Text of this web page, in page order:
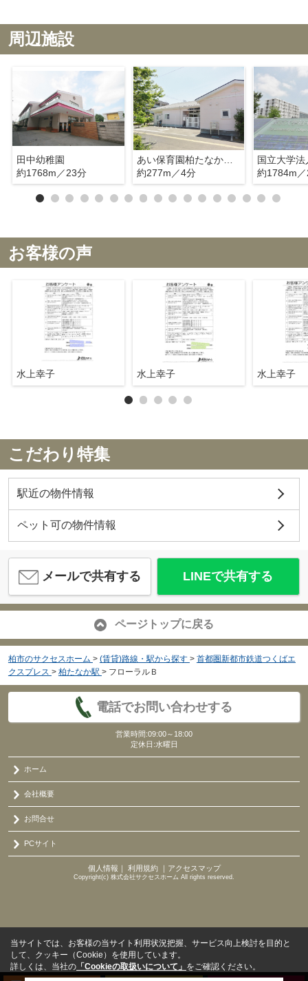
周辺施設
田中幼稚園
約1768m／23分
あい保育園柏たなか駅前
約277m／4分
約1784m
お客様の声
水上幸子 水上幸子 水上幸子
こだわり特集
駅近の物件情報
ペット可の物件情報
メールで共有する LINEで共有する
ページトップに戻る
柏市のサクセスホーム > (賃貸)路線・駅から探す > 首都圏新都市鉄道つくばエ
クスプレス > 柏たなか駅 > フローラルＢ
電話でお問い合わせする
営業時間:09:00～18:00
定休日:水曜日
ホーム
会社概要
お問合せ
PCサイト
個人情報 利用規約｜ アクセスマップ
Copyright(c) 株式会社サクセスホーム All rights reserved.
当サイトでは、お客様の当サイト利用状況把握、サービス向上検討を目的と
して、クッキー（Cookie）を使用しています。
詳しくは、当社の 「Cookieの取扱いについて」 をご確認ください。